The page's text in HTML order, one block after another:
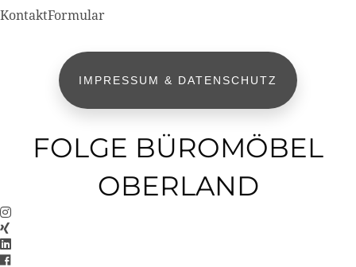
KontaktFormular
IMPRESSUM & DATENSCHUTZ
FOLGE BÜROMÖBEL
OBERLAND